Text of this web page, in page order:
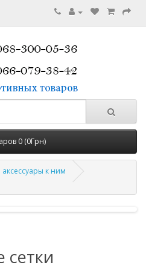
0 (0Грн)
к ним
сетки